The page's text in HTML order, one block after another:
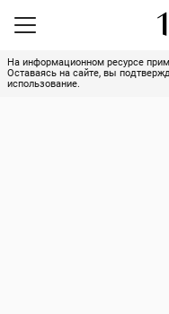
На информационном ресурсе
Оставаясь на сайте, вы
использование.